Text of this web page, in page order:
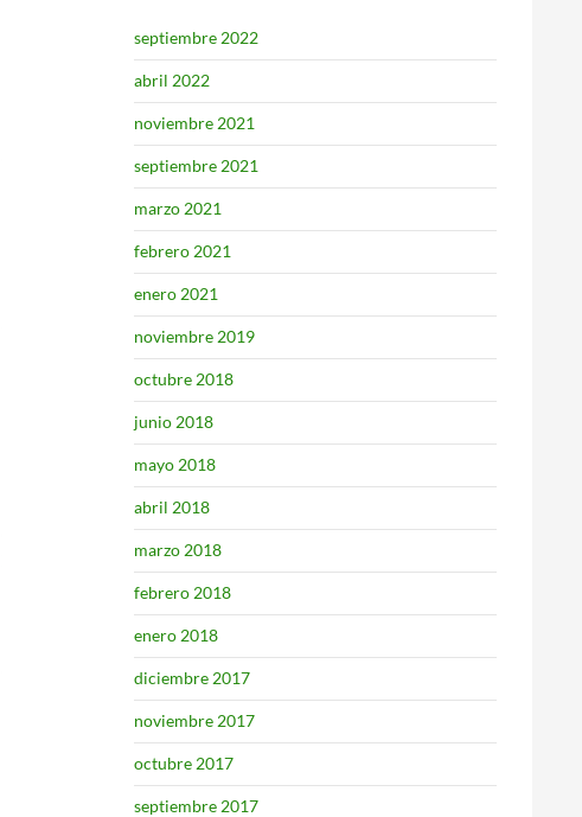
septiembre 2022
abril 2022
noviembre 2021
septiembre 2021
marzo 2021
febrero 2021
enero 2021
noviembre 2019
octubre 2018
junio 2018
mayo 2018
abril 2018
marzo 2018
febrero 2018
enero 2018
diciembre 2017
noviembre 2017
octubre 2017
septiembre 2017